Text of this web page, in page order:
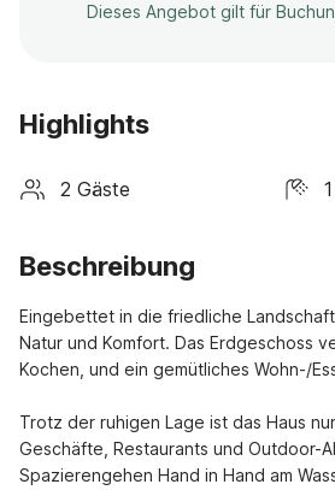
Dieses Angebot gilt für
Highlights
2 Gäste
Beschreibung
Eingebettet in die friedliche
Natur und Komfort. Das Erdgeschoss
Kochen, und ein gemütliches Wohn-/
Trotz der ruhigen Lage ist das Haus
Geschäfte, Restaurants und Outdoor-
Spazierengehen Hand in Hand am